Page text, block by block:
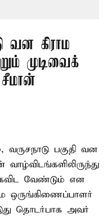
வன கிராம
முடிவைக்
பகுதி வன
வேண்டும் என
ஒருங்கிணைப்பாளர்
தொடர்பாக அவர்